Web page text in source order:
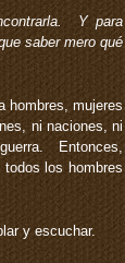
Y para
saber mero qué
mujeres
ni naciones, ni
Entonces,
todos los hombres
y escuchar.